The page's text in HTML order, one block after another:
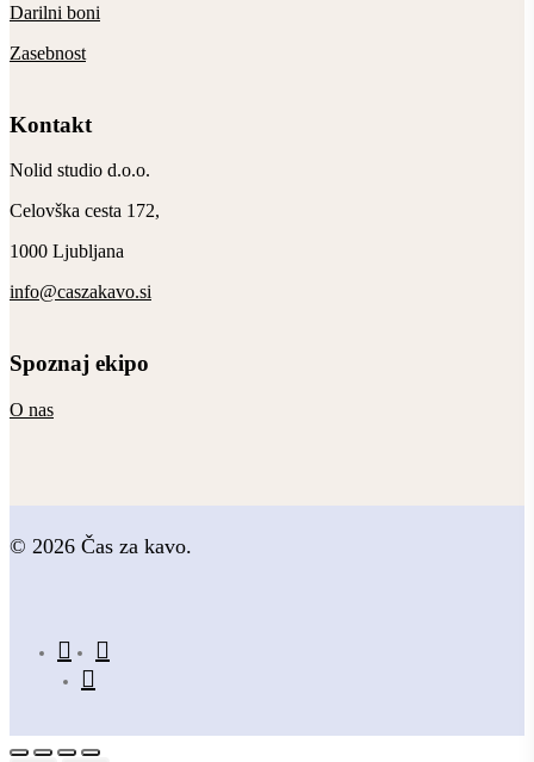
Darilni boni
Zasebnost
Kontakt
Nolid studio d.o.o.
Celovška cesta 172,
1000 Ljubljana
info@caszakavo.si
Spoznaj ekipo
O nas
© 2026 Čas za kavo.
facebook